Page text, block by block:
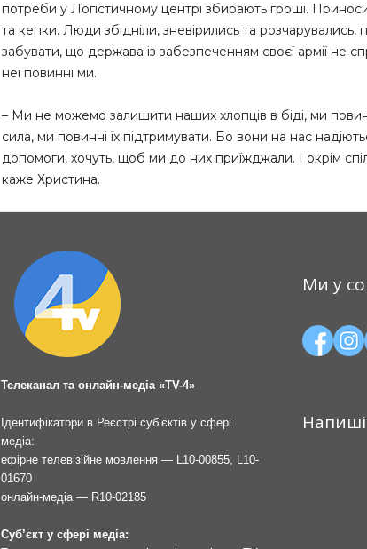
потреби у Логістичному центрі збирають гроші.
та кепки. Люди збідніли, зневірились та
забувати, що держава із забезпеченням своєї армії не
неї повинні ми.
– Ми не можемо залишити наших хлопців в біді, ми
сила, ми повинні їх підтримувати. Бо вони на нас
допомоги, хочуть, щоб ми до них приїжджали. І окрім
каже Христина.
Телеканал та онлайн-медіа «TV-4»
Ідентифікатори в Реєстрі суб’єктів у сфері
медіа:
ефірне телевізійне мовлення — L10-00855, L10-
01670
онлайн-медіа — R10-02185
Суб’єкт у сфері медіа:
Ми у